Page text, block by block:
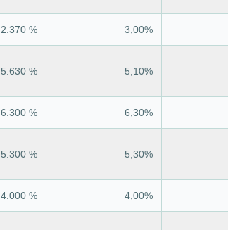
2.370 % 3,00%
5.630 % 5,10%
6.300 % 6,30%
5.300 % 5,30%
4.000 % 4,00%